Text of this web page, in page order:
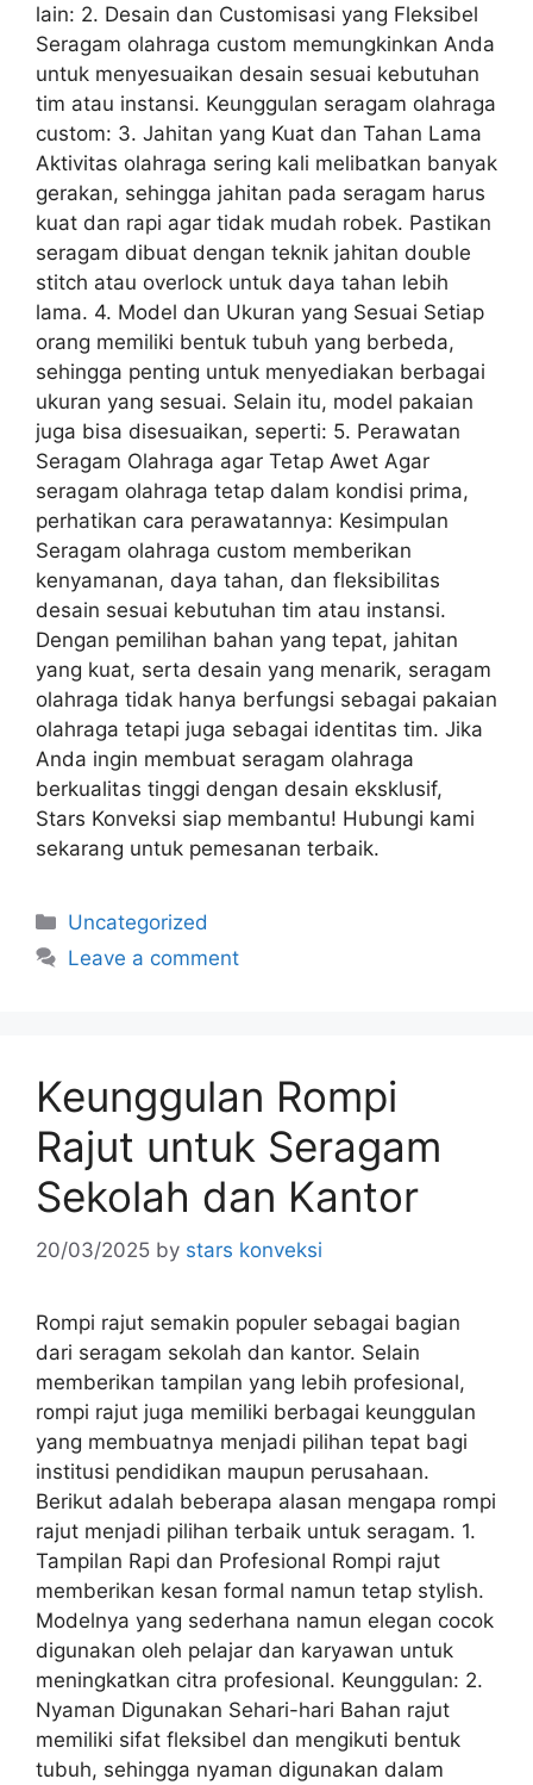
lain: 2. Desain dan Customisasi yang Fleksibel
Seragam olahraga custom memungkinkan Anda
untuk menyesuaikan desain sesuai kebutuhan
tim atau instansi. Keunggulan seragam olahraga
custom: 3. Jahitan yang Kuat dan Tahan Lama
Aktivitas olahraga sering kali melibatkan banyak
gerakan, sehingga jahitan pada seragam harus
kuat dan rapi agar tidak mudah robek. Pastikan
seragam dibuat dengan teknik jahitan double
stitch atau overlock untuk daya tahan lebih
lama. 4. Model dan Ukuran yang Sesuai Setiap
orang memiliki bentuk tubuh yang berbeda,
sehingga penting untuk menyediakan berbagai
ukuran yang sesuai. Selain itu, model pakaian
juga bisa disesuaikan, seperti: 5. Perawatan
Seragam Olahraga agar Tetap Awet Agar
seragam olahraga tetap dalam kondisi prima,
perhatikan cara perawatannya: Kesimpulan
Seragam olahraga custom memberikan
kenyamanan, daya tahan, dan fleksibilitas
desain sesuai kebutuhan tim atau instansi.
Dengan pemilihan bahan yang tepat, jahitan
yang kuat, serta desain yang menarik, seragam
olahraga tidak hanya berfungsi sebagai pakaian
olahraga tetapi juga sebagai identitas tim. Jika
Anda ingin membuat seragam olahraga
berkualitas tinggi dengan desain eksklusif,
Stars Konveksi siap membantu! Hubungi kami
sekarang untuk pemesanan terbaik.
Uncategorized
Leave a comment
Keunggulan Rompi
Rajut untuk Seragam
Sekolah dan Kantor
20/03/2025 by stars konveksi
Rompi rajut semakin populer sebagai bagian
dari seragam sekolah dan kantor. Selain
memberikan tampilan yang lebih profesional,
rompi rajut juga memiliki berbagai keunggulan
yang membuatnya menjadi pilihan tepat bagi
institusi pendidikan maupun perusahaan.
Berikut adalah beberapa alasan mengapa rompi
rajut menjadi pilihan terbaik untuk seragam. 1.
Tampilan Rapi dan Profesional Rompi rajut
memberikan kesan formal namun tetap stylish.
Modelnya yang sederhana namun elegan cocok
digunakan oleh pelajar dan karyawan untuk
meningkatkan citra profesional. Keunggulan: 2.
Nyaman Digunakan Sehari-hari Bahan rajut
memiliki sifat fleksibel dan mengikuti bentuk
tubuh, sehingga nyaman digunakan dalam